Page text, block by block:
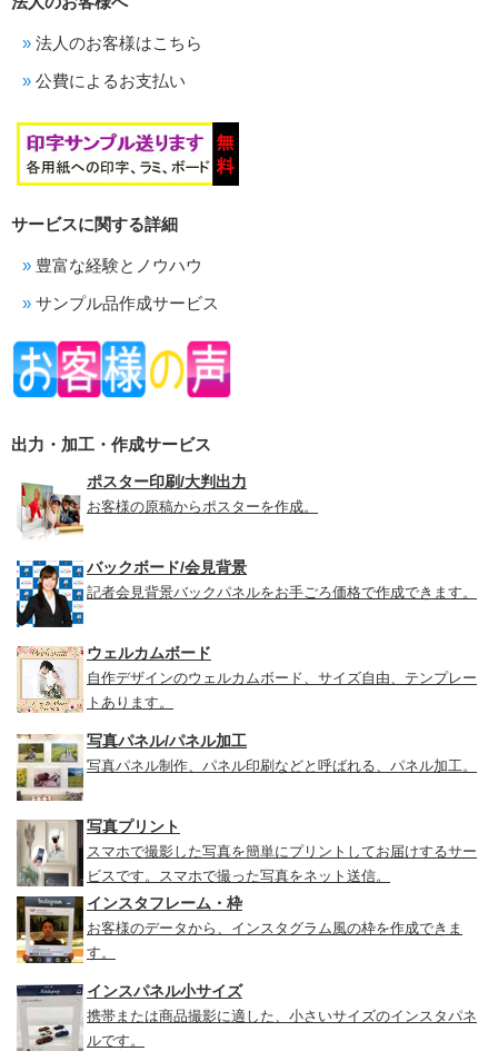
法人のお客様はこちら
公費によるお支払い
サービスに関する詳細
豊富な経験とノウハウ
サンプル品作成サービス
出力・加工・作成サービス
ポスター印刷/大判出力
お客様の原稿からポスターを作成。
バックボード/会見背景
記者会見背景バックパネルをお手ごろ価格で作成できます。
ウェルカムボード
自作デザインのウェルカムボード、サイズ自由、テンプレー
トあります。
写真パネル/パネル加工
写真パネル制作、パネル印刷などと呼ばれる、パネル加工。
写真プリント
スマホで撮影した写真を簡単にプリントしてお届けするサー
ビスです。スマホで撮った写真をネット送信。
インスタフレーム・枠
お客様のデータから、インスタグラム風の枠を作成できま
す。
インスパネル小サイズ
携帯または商品撮影に適した、小さいサイズのインスタパネ
ルです。